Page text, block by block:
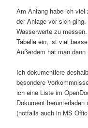
Am Anfang habe ich viel
der Anlage vor sich
Wasserwerte zu
Tabelle ein, ist viel
Außerdem hat man
Ich dokumentiere
besondere
ich eine Liste im
Dokument
(notfalls auch in MS